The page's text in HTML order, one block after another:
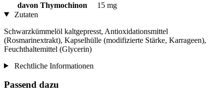
davon Thymochinon
15 mg
Zutaten
Schwarzkümmelöl kaltgepresst, Antioxidationsmittel
(Rosmarinextrakt), Kapselhülle (modifizierte Stärke, Karrageen),
Feuchthaltemittel (Glycerin)
Rechtliche Informationen
Passend dazu